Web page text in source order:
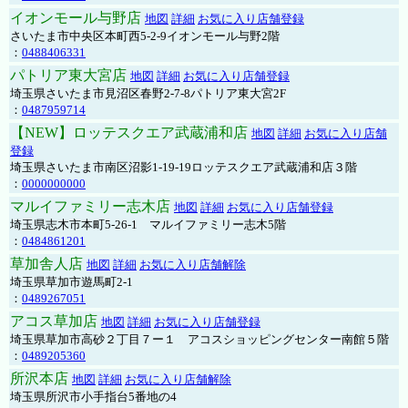
イオンモール与野店 地図 詳細 お気に入り店舗登録
さいたま市中央区本町西5-2-9イオンモール与野2階
： 0488406331
パトリア東大宮店 地図 詳細 お気に入り店舗登録
埼玉県さいたま市見沼区春野2-7-8パトリア東大宮2F
： 0487959714
【NEW】ロッテスクエア武蔵浦和店 地図 詳細 お気に入り店舗
登録
埼玉県さいたま市南区沼影1-19-19ロッテスクエア武蔵浦和店３階
： 0000000000
マルイファミリー志木店 地図 詳細 お気に入り店舗登録
埼玉県志木市本町5-26-1 マルイファミリー志木5階
： 0484861201
草加舎人店 地図 詳細 お気に入り店舗解除
埼玉県草加市遊馬町2-1
： 0489267051
アコス草加店 地図 詳細 お気に入り店舗登録
埼玉県草加市高砂２丁目７ー１ アコスショッピングセンター南館５階
： 0489205360
所沢本店 地図 詳細 お気に入り店舗解除
埼玉県所沢市小手指台5番地の4